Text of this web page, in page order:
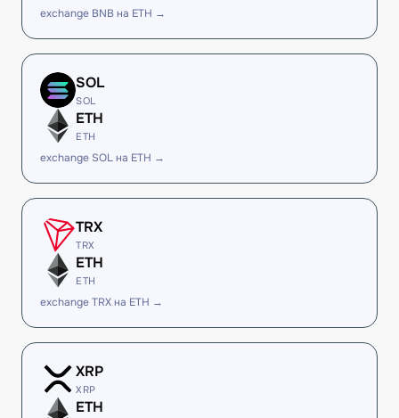
exchange BNB на ETH →
SOL
SOL
ETH
ETH
exchange SOL на ETH →
TRX
TRX
ETH
ETH
exchange TRX на ETH →
XRP
XRP
ETH